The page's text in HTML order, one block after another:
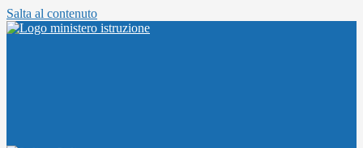
Salta al contenuto